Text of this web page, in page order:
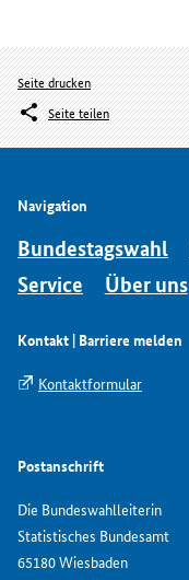
Seite drucken
Seite teilen
Navigation
Bundestagswahl
Service
Über uns
Kontakt | Barriere melden
Kontaktformular
Postanschrift
Die Bundeswahlleiterin
Statistisches Bundesamt
65180 Wiesbaden